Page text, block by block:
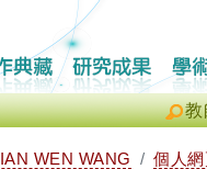
教
WEN WANG 個人